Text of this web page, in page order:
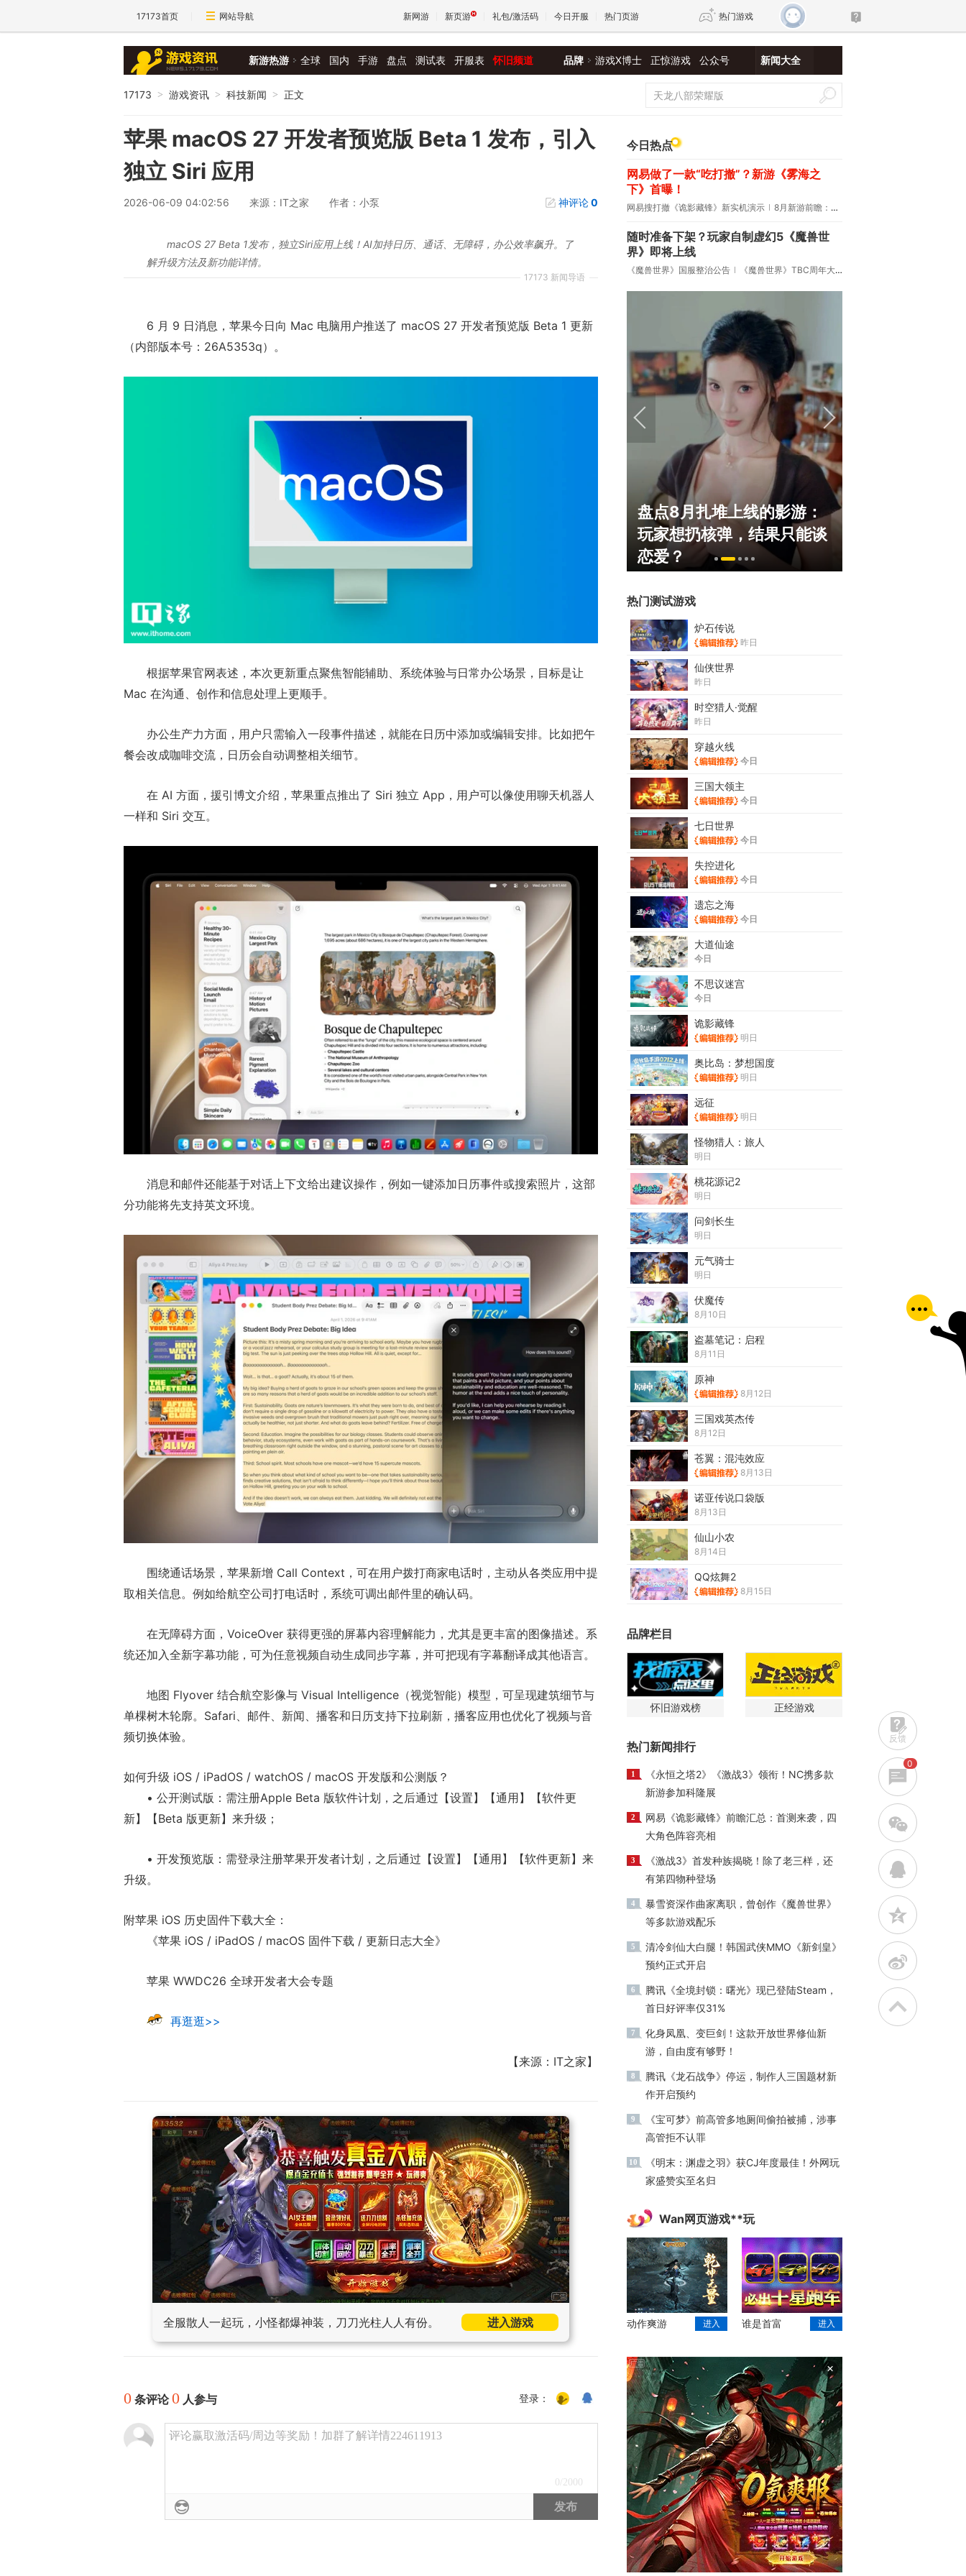
17173首页 网站导航 新网游 新页游 礼包/激活码 今日开服 热门页游 热门游戏
王权与自由 诛仙世界 新仙侠5
新游热游 全球 国内 手游 盘点 测试表 开服表 怀旧频道 品牌 游戏X博士 正惊游戏 公众号 新闻大全
17173 > 游戏资讯 > 科技新闻 > 正文
苹果 macOS 27 开发者预览版 Beta 1 发布，引入
独立 Siri 应用
2026-06-09 04:02:56 来源：IT之家 作者：小泵 神评论0
17173 新闻导语
macOS 27 Beta 1发布，独立Siri应用上线！AI加持日历、通话、无障碍，办公效率飙升。了
解升级方法及新功能详情。
6 月 9 日消息，苹果今日向 Mac 电脑用户推送了 macOS 27 开发者预览版 Beta 1 更新
（内部版本号：26A5353q）。
根据苹果官网表述，本次更新重点聚焦智能辅助、系统体验与日常办公场景，目标是让
Mac 在沟通、创作和信息处理上更顺手。
办公生产力方面，用户只需输入一段事件描述，就能在日历中添加或编辑安排。比如把午
餐会改成咖啡交流，日历会自动调整相关细节。
在 AI 方面，援引博文介绍，苹果重点推出了 Siri 独立 App，用户可以像使用聊天机器人
一样和 Siri 交互。
消息和邮件还能基于对话上下文给出建议操作，例如一键添加日历事件或搜索照片，这部
分功能将先支持英文环境。
围绕通话场景，苹果新增 Call Context，可在用户拨打商家电话时，主动从各类应用中提
取相关信息。例如给航空公司打电话时，系统可调出邮件里的确认码。
在无障碍方面，VoiceOver 获得更强的屏幕内容理解能力，尤其是更丰富的图像描述。系
统还加入全新字幕功能，可为任意视频自动生成同步字幕，并可把现有字幕翻译成其他语言。
地图 Flyover 结合航空影像与 Visual Intelligence（视觉智能）模型，可呈现建筑细节与
单棵树木轮廓。Safari、邮件、新闻、播客和日历支持下拉刷新，播客应用也优化了视频与音
频切换体验。
如何升级 iOS / iPadOS / watchOS / macOS 开发版和公测版？
• 公开测试版：需注册Apple Beta 版软件计划，之后通过【设置】【通用】【软件更
新】【Beta 版更新】来升级；
• 开发预览版：需登录注册苹果开发者计划，之后通过【设置】【通用】【软件更新】来
升级。
附苹果 iOS 历史固件下载大全：
《苹果 iOS / iPadOS / macOS 固件下载 / 更新日志大全》
苹果 WWDC26 全球开发者大会专题
再逛逛>>
【来源：IT之家】
全服散人一起玩，小怪都爆神装，刀刀光柱人人有份。 进入游戏
0 条评论0 人参与 登录：
评论赢取激活码/周边等奖励！加群了解详情224611913
0 /2000
发布
今日热点
网易做了一款“吃打撤”？新游《雾海之
下》首曝！
网易搜打撤《诡影藏锋》新实机演示 8月新游前瞻：《诡秘之主》领衔
随时准备下架？玩家自制虚幻5《魔兽世
界》即将上线
《魔兽世界》国服整治公告 《魔兽世界》TBC周年大更：双经典团本回归！
正惊漫谈：从MU开始，为
什么网游翅膀成了"躲不掉
一看吓一跳：雷死人不偿命
的囧图集（1169）
盘点8月扎堆上线的影游：
玩家想扔核弹，结果只能谈
恋爱？
热门测试游戏
炉石传说
昨日
仙侠世界
昨日
时空猎人·觉醒
昨日
穿越火线
今日
三国大领主
今日
七日世界
今日
失控进化
今日
遗忘之海
今日
大道仙途
今日
不思议迷宫
今日
诡影藏锋
明日
奥比岛：梦想国度
明日
远征
明日
怪物猎人：旅人
明日
桃花源记2
明日
问剑长生
明日
元气骑士
明日
伏魔传
8月10日
盗墓笔记：启程
8月11日
原神
8月12日
三国戏英杰传
8月12日
苍翼：混沌效应
8月13日
诺亚传说口袋版
8月13日
仙山小农
8月14日
QQ炫舞2
8月15日
品牌栏目
怀旧游戏榜 正经游戏
热门新闻排行
1
《永恒之塔2》《激战3》领衔！NC携多款
新游参加科隆展
2
网易《诡影藏锋》前瞻汇总：首测来袭，四
大角色阵容亮相
3
《激战3》首发种族揭晓！除了老三样，还
有第四物种登场
4
暴雪资深作曲家离职，曾创作《魔兽世界》
等多款游戏配乐
5
清冷剑仙大白腿！韩国武侠MMO《新剑皇》
预约正式开启
6
腾讯《全境封锁：曙光》现已登陆Steam，
首日好评率仅31%
7
化身凤凰、变巨剑！这款开放世界修仙新
游，自由度有够野！
8
腾讯《龙石战争》停运，制作人三国题材新
作开启预约
9
《宝可梦》前高管多地厕间偷拍被捕，涉事
高管拒不认罪
10
《明末：渊虚之羽》获CJ年度最佳！外网玩
家盛赞实至名归
Wan网页游戏**玩
动作爽游 进入 谁是首富 进入
×
反馈
0
w
q
z
t